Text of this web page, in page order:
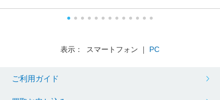
表示： スマートフォン ｜ PC
ご利用ガイド